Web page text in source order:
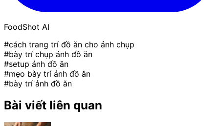
FoodShot AI
#cách trang trí đồ ăn cho ảnh chụp
#bày trí chụp ảnh đồ ăn
#setup ảnh đồ ăn
#mẹo bày trí ảnh đồ ăn
#bày trí ảnh đồ ăn
Bài viết liên quan